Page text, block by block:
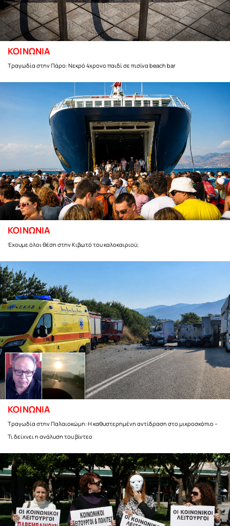
ΚΟΙΝΩΝΙΑ
Τραγωδία στην Πάρο: Νεκρό 4χρονο παιδί σε πισίνα beach bar
ΚΟΙΝΩΝΙΑ
Έχουμε όλοι θέση στην Κιβωτό του καλοκαιριού;
ΚΟΙΝΩΝΙΑ
Τραγωδία στην Παλαιοκώμη: Η καθυστερημένη αντίδραση στο μικροσκόπιο –
Τι δείχνει η ανάλυση του βίντεο